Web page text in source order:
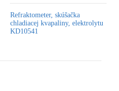
Refraktometer, skúšačka
chladiacej kvapaliny, elektrolytu
KD10541